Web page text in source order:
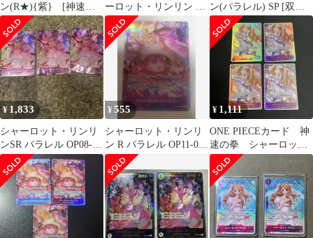
ン(R★){紫} [神速の
拳]
ーロット・リンリン R
パラレル
ン(パラレル) SP [双璧
の覇者] OP03-114 傷有
り ワンピースカードゲ
ーム
¥1,833
シャーロット・リンリ
ンSR パラレル OP08-
069
¥555
シャーロット・リンリ
ン R パラレル OP11-073
神速の拳
¥ 1,111
ONE PIECEカード 神
速の拳 シャーロッ
ト・プリン SR 4枚
まとめ売り